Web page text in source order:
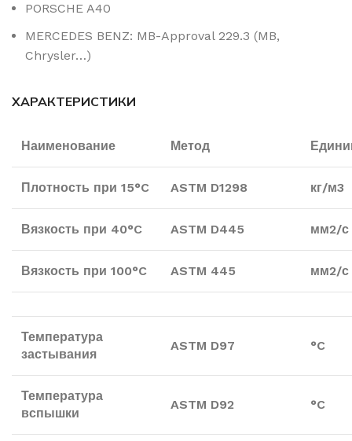
PORSCHE A40
MERCEDES BENZ: MB-Approval 229.3 (MB,
Chrysler…)
ХАРАКТЕРИСТИКИ
Наименование Метод
Плотность при 15°C ASTM D1298 кг/м3
Вязкость при 40°C ASTM D445 мм2/с
Вязкость при 100°C ASTM 445 мм2/с
Температура
застывания
ASTM D97 °C
Температура
вспышки
ASTM D92 °C